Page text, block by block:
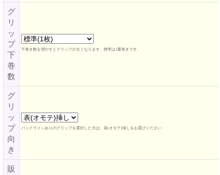
グ
リ
ッ
プ
下
巻
数
下巻き数を増やすとグリップが太くなります。標準は1重巻きです。
グ
リ
ッ
プ
向
き
バックラインありのグリップを選択した方は、表(オモテ)挿しをお選びください
販